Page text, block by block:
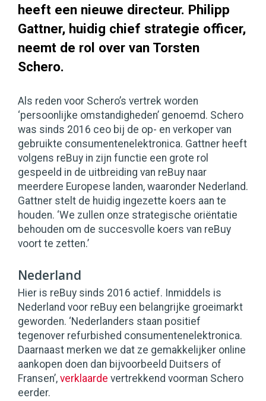
heeft een nieuwe directeur. Philipp
Gattner, huidig chief strategie officer,
neemt de rol over van Torsten
Schero.
Als reden voor Schero’s vertrek worden
‘persoonlijke omstandigheden’ genoemd. Schero
was sinds 2016 ceo bij de op- en verkoper van
gebruikte consumentenelektronica. Gattner heeft
volgens reBuy in zijn functie een grote rol
gespeeld in de uitbreiding van reBuy naar
meerdere Europese landen, waaronder Nederland.
Gattner stelt de huidig ingezette koers aan te
houden. ‘We zullen onze strategische oriëntatie
behouden om de succesvolle koers van reBuy
voort te zetten.’
Nederland
Hier is reBuy sinds 2016 actief. Inmiddels is
Nederland voor reBuy een belangrijke groeimarkt
geworden. ‘Nederlanders staan positief
tegenover refurbished consumentenelektronica.
Daarnaast merken we dat ze gemakkelijker online
aankopen doen dan bijvoorbeeld Duitsers of
Fransen’, verklaarde vertrekkend voorman Schero
eerder.